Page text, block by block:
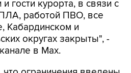
гости курорта, в связи с
работой ПВО, все
Кабардинском и
округах закрыты", -
в Max.